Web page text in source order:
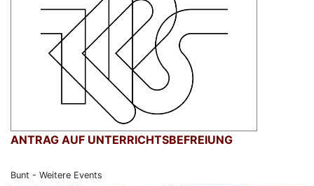
ANTRAG AUF UNTERRICHTSBEFREIUNG
Bunt - Weitere Events